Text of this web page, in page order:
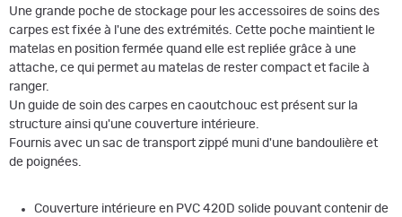
Une grande poche de stockage pour les accessoires de soins des
carpes est fixée à l'une des extrémités. Cette poche maintient le
matelas en position fermée quand elle est repliée grâce à une
attache, ce qui permet au matelas de rester compact et facile à
ranger.
Un guide de soin des carpes en caoutchouc est présent sur la
structure ainsi qu'une couverture intérieure.
Fournis avec un sac de transport zippé muni d'une bandoulière et
de poignées.
Couverture intérieure en PVC 420D solide pouvant contenir de